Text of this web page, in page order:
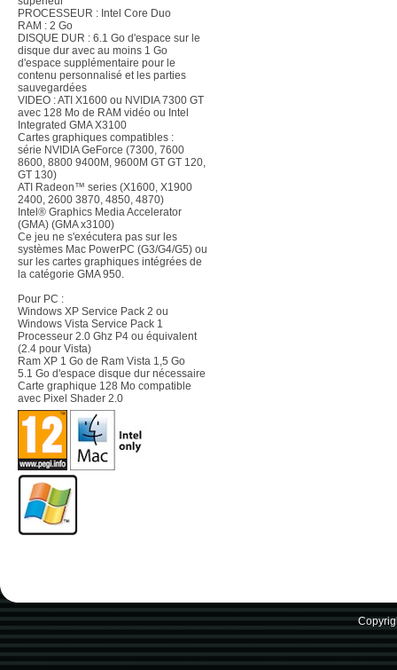
PROCESSEUR : Intel Core Duo
RAM : 2 Go
DISQUE DUR : 6.1 Go d'espace sur le
disque dur avec au moins 1 Go
d'espace supplémentaire pour le
contenu personnalisé et les parties
sauvegardées
VIDEO : ATI X1600 ou NVIDIA 7300 GT
avec 128 Mo de RAM vidéo ou Intel
Integrated GMA X3100
Cartes graphiques compatibles :
série NVIDIA GeForce (7300, 7600
8600, 8800 9400M, 9600M GT GT 120,
GT 130)
ATI Radeon™ series (X1600, X1900
2400, 2600 3870, 4850, 4870)
Intel® Graphics Media Accelerator
(GMA) (GMA x3100)
Ce jeu ne s'exécutera pas sur les
systèmes Mac PowerPC (G3/G4/G5) ou
sur les cartes graphiques intégrées de
la catégorie GMA 950.
Pour PC :
Windows XP Service Pack 2 ou
Windows Vista Service Pack 1
Processeur 2.0 Ghz P4 ou équivalent
(2.4 pour Vista)
Ram XP 1 Go de Ram Vista 1,5 Go
5.1 Go d'espace disque dur nécessaire
Carte graphique 128 Mo compatible
avec Pixel Shader 2.0